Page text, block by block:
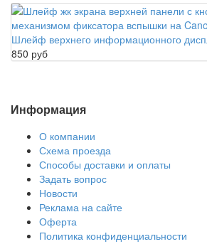
Шлейф верхнего информационного
850 руб
Информация
О компании
Схема проезда
Способы доставки и оплаты
Задать вопрос
Новости
Реклама на сайте
Оферта
Политика конфиденциальности